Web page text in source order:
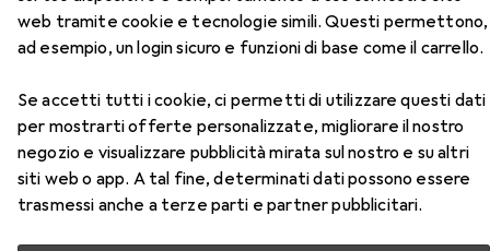
web tramite cookie e tecnologie simili. Questi permettono,
ad esempio, un login sicuro e funzioni di base come il carrello.
Se accetti tutti i cookie, ci permetti di utilizzare questi dati
per mostrarti offerte personalizzate, migliorare il nostro
negozio e visualizzare pubblicità mirata sul nostro e su altri
siti web o app. A tal fine, determinati dati possono essere
trasmessi anche a terze parti e partner pubblicitari.